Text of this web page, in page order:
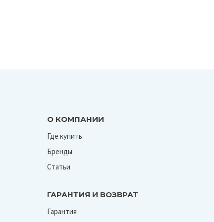
О КОМПАНИИ
Где купить
Бренды
Статьи
ГАРАНТИЯ И ВОЗВРАТ
Гарантия